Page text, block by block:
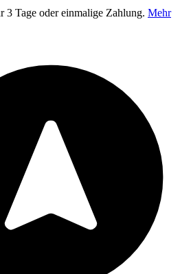
3 Tage oder einmalige Zahlung. Mehr